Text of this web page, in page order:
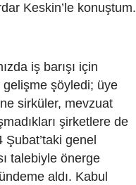
Keskin’le konuştum.
iş barışı için
gelişme şöyledi; üye
sirküler, mevzuat
şirketlere de
genel
talebiyle önerge
aldı. Kabul